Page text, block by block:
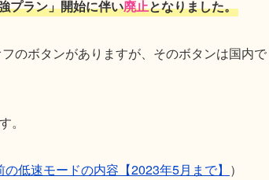
プラン」開始に伴い廃止となりました。
のボタンがありますが、そのボタンは国内で
。
低速モードの内容【2023年5月まで】 ）